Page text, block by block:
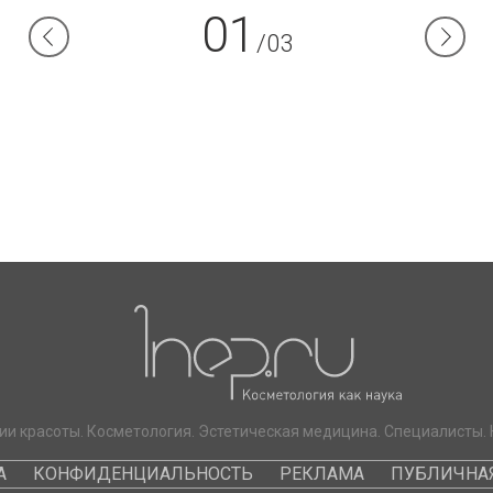
01 /03
красоты. Косметология. Эстетическая медицина.
КОНФИДЕНЦИАЛЬНОСТЬ РЕКЛАМА